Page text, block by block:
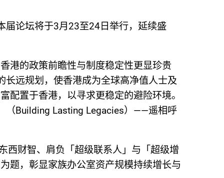
届论坛将于3月23至24日举行，延续盛
港的政策前瞻性与制度稳定性更显珍贵
远规划，使香港成为全球高净值人士及
置于香港，以寻求更稳定的避险环境。
（Building Lasting Legacies）——遥相呼
西财智、肩负「超级联系人」与「超级增
题，彰显家族办公室资产规模持续增长与